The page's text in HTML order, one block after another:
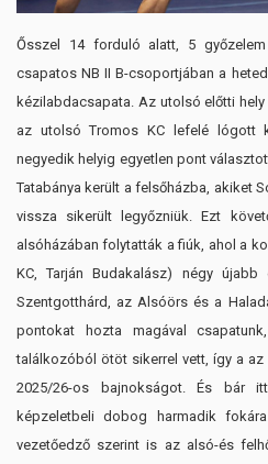
Ősszel 14 forduló alatt, 5
csapatos NB II B-csoportjában a
kézilabdacsapata. Az utolsó előtti
az utolsó Tromos KC lefelé lógott
negyedik helyig egyetlen pont
Tatabánya került a felsőházba, akiket
vissza sikerült legyőzniük. Ezt
alsóházában folytatták a fiúk, ahol a
KC, Tarján Budakalász) négy
Szentgotthárd, az Alsóörs és a
pontokat hozta magával
találkozóból ötöt sikerrel vett, így a az
2025/26-os bajnokságot. És bár
képzeletbeli dobog harmadik
vezetőedző szerint is az alsó-és